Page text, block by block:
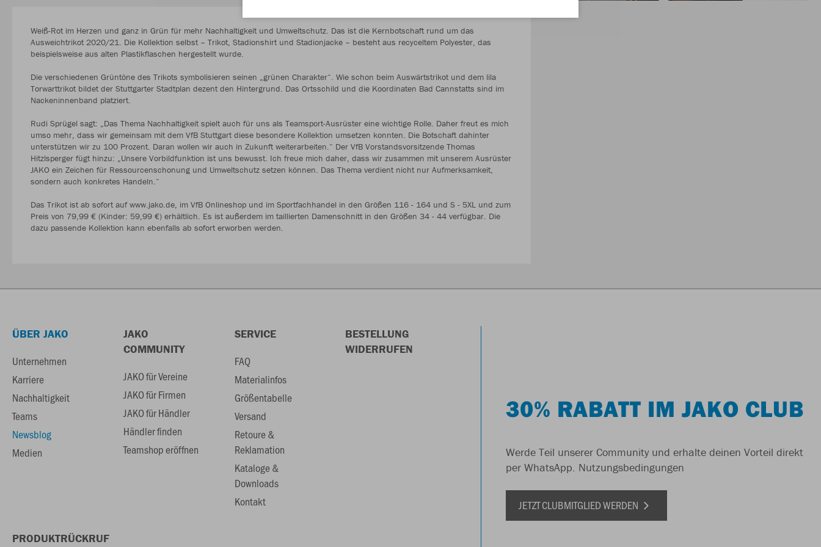
Weiß-Rot im Herzen und ganz in Grün für mehr Nachhaltigkeit und Umweltschutz. Das ist die Kernbotschaft rund um das
Ausweichtrikot 2020/21. Die Kollektion selbst – Trikot, Stadionshirt und Stadionjacke – besteht aus recyceltem Polyester, das
beispielsweise aus alten Plastikflaschen hergestellt wurde.
Die verschiedenen Grüntöne des Trikots symbolisieren seinen „grünen Charakter“. Wie schon beim Auswärtstrikot und dem lila
Torwarttrikot bildet der Stuttgarter Stadtplan dezent den Hintergrund. Das Ortsschild und die Koordinaten Bad Cannstatts sind im
Nackeninnenband platziert.
Rudi Sprügel sagt: „Das Thema Nachhaltigkeit spielt auch für uns als Teamsport-Ausrüster eine wichtige Rolle. Daher freut es mich
umso mehr, dass wir gemeinsam mit dem VfB Stuttgart diese besondere Kollektion umsetzen konnten. Die Botschaft dahinter
unterstützen wir zu 100 Prozent. Daran wollen wir auch in Zukunft weiterarbeiten.“ Der VfB Vorstandsvorsitzende Thomas
Hitzlsperger fügt hinzu: „Unsere Vorbildfunktion ist uns bewusst. Ich freue mich daher, dass wir zusammen mit unserem Ausrüster
JAKO ein Zeichen für Ressourcenschonung und Umweltschutz setzen können. Das Thema verdient nicht nur Aufmerksamkeit,
sondern auch konkretes Handeln.“
Das Trikot ist ab sofort auf www.jako.de, im VfB Onlineshop und im Sportfachhandel in den Größen 116 - 164 und S - 5XL und zum
Preis von 79,99 € (Kinder: 59,99 €) erhältlich. Es ist außerdem im taillierten Damenschnitt in den Größen 34 - 44 verfügbar. Die
dazu passende Kollektion kann ebenfalls ab sofort erworben werden.
ÜBER JAKO
Unternehmen
Karriere
Nachhaltigkeit
Teams
Newsblog
Medien
JAKO
COMMUNITY
JAKO für Vereine
JAKO für Firmen
JAKO für Händler
Händler finden
Teamshop eröffnen
SERVICE
FAQ
Materialinfos
Größentabelle
Versand
Retoure &
Reklamation
Kataloge &
Downloads
Kontakt
BESTELLUNG
WIDERRUFEN
PRODUKTRÜCKRUF
30% RABATT IM JAKO CLUB
Werde Teil unserer Community und erhalte deinen Vorteil direkt
per WhatsApp. Nutzungsbedingungen
JETZT CLUBMITGLIED WERDEN